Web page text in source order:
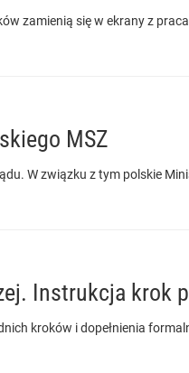
zamienią się w ekrany z
MSZ
W związku z tym polskie
Instrukcja krok
kroków i dopełnienia